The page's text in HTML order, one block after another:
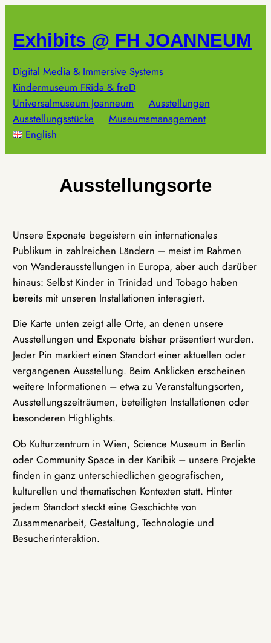
springen
Exhibits @ FH JOANNEUM
Digital Media & Immersive Systems
Kindermuseum FRida & freD
Universalmuseum Joanneum
Ausstellungen
Ausstellungsstücke
Museumsmanagement
English
Ausstellungsorte
Unsere Exponate begeistern ein internationales
Publikum in zahlreichen Ländern – meist im Rahmen
von Wanderausstellungen in Europa, aber auch darüber
hinaus: Selbst Kinder in Trinidad und Tobago haben
bereits mit unseren Installationen interagiert.
Die Karte unten zeigt alle Orte, an denen unsere
Ausstellungen und Exponate bisher präsentiert wurden.
Jeder Pin markiert einen Standort einer aktuellen oder
vergangenen Ausstellung. Beim Anklicken erscheinen
weitere Informationen – etwa zu Veranstaltungsorten,
Ausstellungszeiträumen, beteiligten Installationen oder
besonderen Highlights.
Ob Kulturzentrum in Wien, Science Museum in Berlin
oder Community Space in der Karibik – unsere Projekte
finden in ganz unterschiedlichen geografischen,
kulturellen und thematischen Kontexten statt. Hinter
jedem Standort steckt eine Geschichte von
Zusammenarbeit, Gestaltung, Technologie und
Besucherinteraktion.